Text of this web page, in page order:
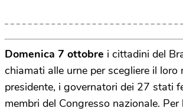
Domenica 7 ottobre i cittadini del
chiamati alle urne per scegliere il loro
presidente, i governatori dei 27 stati
membri del Congresso nazionale.